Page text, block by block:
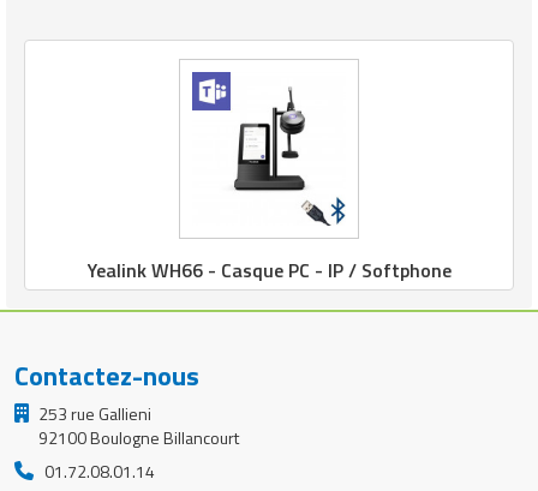
Yealink WH66 - Casque PC - IP / Softphone
Contactez-nous
253 rue Gallieni
92100 Boulogne Billancourt
01.72.08.01.14